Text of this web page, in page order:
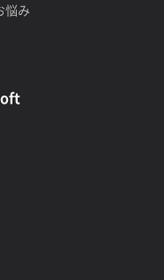
悩み